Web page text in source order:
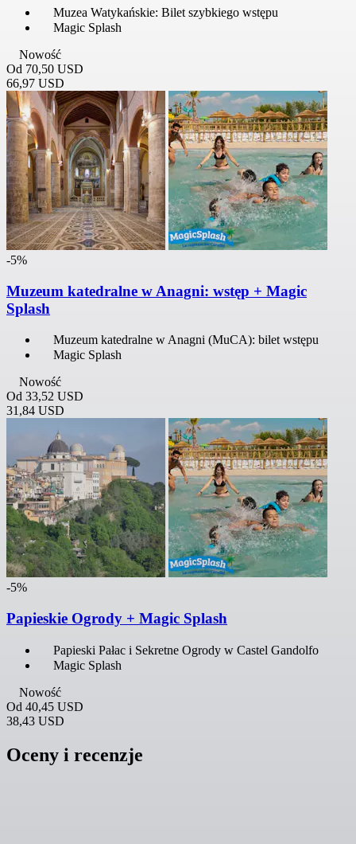
Muzea Watykańskie: Bilet szybkiego wstępu
Magic Splash
Nowość
Od 70,50 USD
66,97 USD
-5%
Muzeum katedralne w Anagni: wstęp + Magic
Splash
Muzeum katedralne w Anagni (MuCA): bilet wstępu
Magic Splash
Nowość
Od 33,52 USD
31,84 USD
-5%
Papieskie Ogrody + Magic Splash
Papieski Pałac i Sekretne Ogrody w Castel Gandolfo
Magic Splash
Nowość
Od 40,45 USD
38,43 USD
Oceny i recenzje